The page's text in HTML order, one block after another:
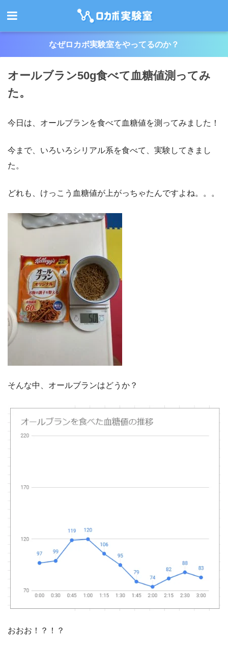
なぜロカボ実験室をやってるのか？
オールブラン50g食べて血糖値測ってみ
た。
今日は、オールブランを食べて血糖値を測ってみました！
今まで、いろいろシリアル系を食べて、実験してきまし
た。
どれも、けっこう血糖値が上がっちゃたんですよね。。。
そんな中、オールブランはどうか？
おおお！？！？